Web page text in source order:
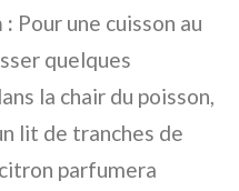
: Pour une cuisson au
quelques
la chair du poisson,
lit de tranches de
parfumera